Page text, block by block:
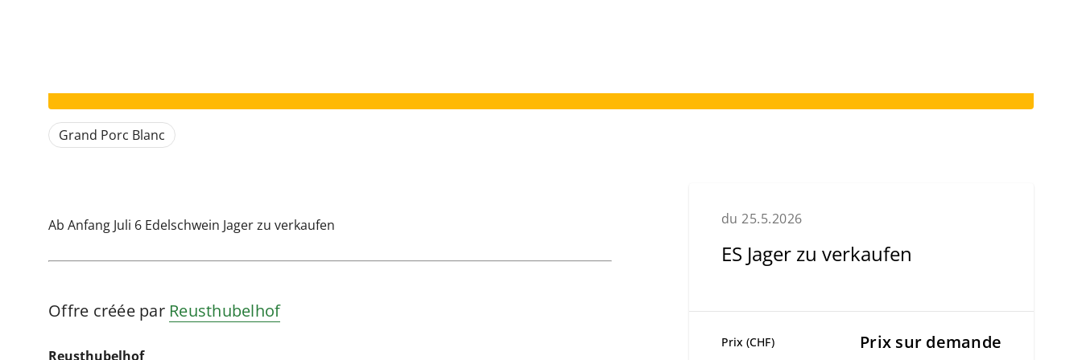
Grand Porc Blanc
du 25.5.2026
ES Jager zu verkaufen
Prix (CHF) Prix sur demande
Ab Anfang Juli 6 Edelschwein Jager zu verkaufen
Offre créée par Reusthubelhof
Reusthubelhof